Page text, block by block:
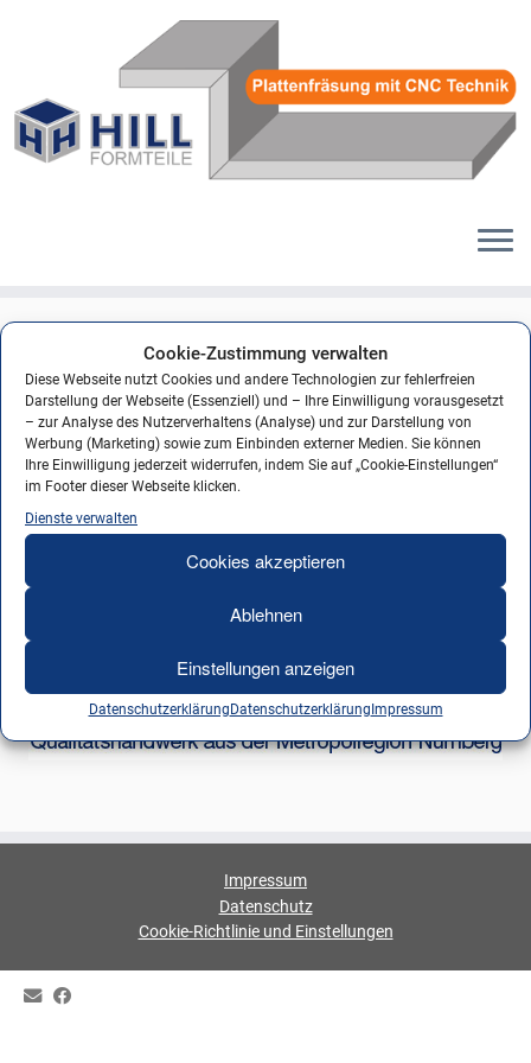
Cookie-Zustimmung verwalten
Diese Webseite nutzt Cookies und andere Technologien zur fehlerfreien
Darstellung der Webseite (Essenziell) und – Ihre Einwilligung vorausgesetzt
– zur Analyse des Nutzerverhaltens (Analyse) und zur Darstellung von
Werbung (Marketing) sowie zum Einbinden externer Medien. Sie können
Ihre Einwilligung jederzeit widerrufen, indem Sie auf „Cookie-Einstellungen“
im Footer dieser Webseite klicken.
Dienste verwalten
Cookies akzeptieren
Ablehnen
Einstellungen anzeigen
Datenschutzerklärung Datenschutzerklärung Impressum
Inhaltlogo_hill-trockenbau_400
Veröffentlicht am 19. April 2016mit den Abmessungen400 × 190inlogo_hill-
trockenbau_400.
← Vorheriges
Impressum
Datenschutz
Cookie-Richtlinie und Einstellungen